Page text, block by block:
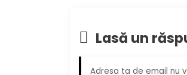
g
a
Lasă un
Adresa ta de email nu